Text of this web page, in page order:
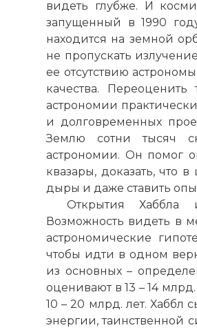
видеть глубже. И
запущенный в 1990
находится на земной
не пропускать
ее отсутствию
качества.
астрономии
и долговременных
Землю сотни тысяч
астрономии. Он помог
квазары, доказать, что
дыры и даже ставить
Открытия Хаббла
Возможность видеть в
астрономические
чтобы идти в одном
из основных –
оценивают в 13 – 14
10 – 20 млрд. лет. Хаббл
энергии, таинственной